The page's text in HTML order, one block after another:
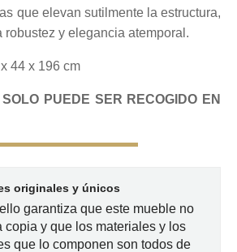
que elevan sutilmente la estructura,
y elegancia atemporal.
44 x 196 cm
PUEDE SER RECOGIDO EN
originales y únicos
garantiza que este mueble no
copia y que los materiales y los
que lo componen son todos de